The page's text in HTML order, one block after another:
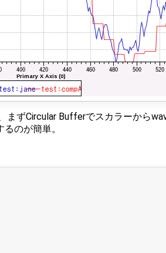
まずCircular Bufferでスカラーから
のが簡単。